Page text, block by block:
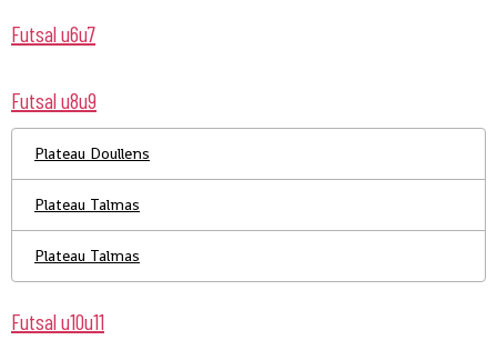
Futsal u6u7
Futsal u8u9
Plateau Doullens
Plateau Talmas
Plateau Talmas
Futsal u10u11